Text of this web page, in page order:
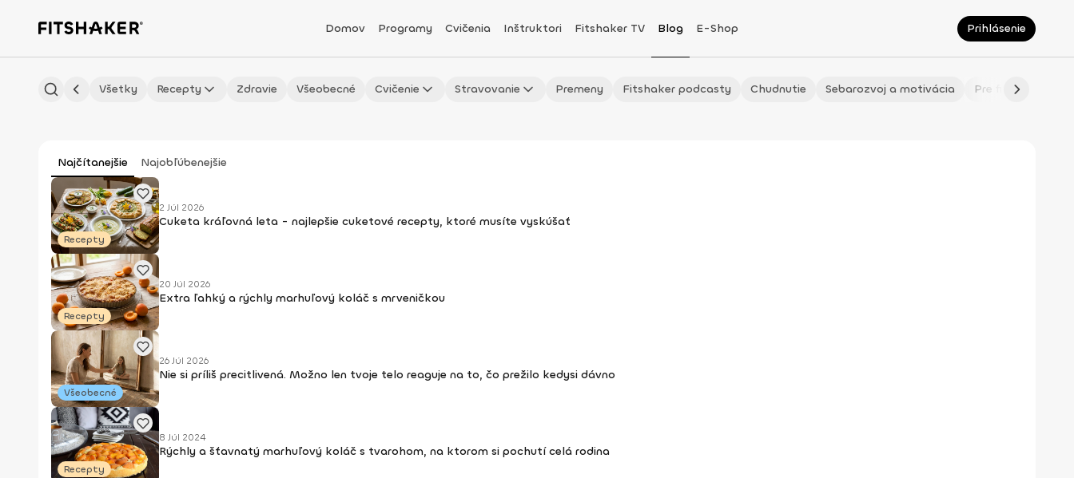
Domov Programy Cvičenia Inštruktori Fitshaker TV Blog E-Shop Prihlásenie
Všetky Recepty Zdravie Všeobecné Cvičenie Stravovanie Premeny Fitshaker podcasty Chudnutie Sebarozvoj a motivácia Pre fitmaminky
Najčítanejšie Najobľúbenejšie
Recepty
2 Júl 2026
Cuketa kráľovná leta - najlepšie cuketové recepty, ktoré musíte vyskúšať
Recepty
20 Júl 2026
Extra ľahký a rýchly marhuľový koláč s mrveničkou
Všeobecné
26 Júl 2026
Nie si príliš precitlivená. Možno len tvoje telo reaguje na to, čo prežilo kedysi dávno
Recepty
8 Júl 2024
Rýchly a šťavnatý marhuľový koláč s tvarohom, na ktorom si pochutí celá rodina